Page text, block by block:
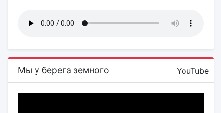
Мы у берега земного YouTube